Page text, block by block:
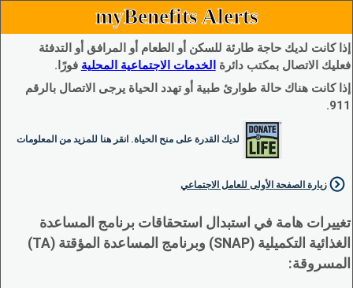
myBenefits Alerts
إذا كانت لديك حاجة طارئة للسكن أو الطعام أو المرافق أو التدفئة
فعليك الاتصال بمكتب دائرة الخدمات الاجتماعية المحلية فورًا.
إذا كانت هناك حالة طوارئ طبية أو تهدد الحياة يرجى الاتصال بالرقم
911.
لديك القدرة على منح الحياة. انقر هنا للمزيد من المعلومات
زيارة الصفحة الأولى للعامل الاجتماعي
تغييرات هامة في استبدال استحقاقات برنامج المساعدة
الغذائية التكميلية (SNAP) وبرنامج المساعدة المؤقتة (TA)
المسروقة: